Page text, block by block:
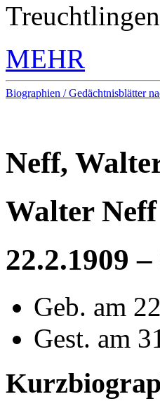
MEHR
Biographien / Gedächtnisblätter
Neff,
Walter Neff
22.2.1909
Geb. am
Gest. am